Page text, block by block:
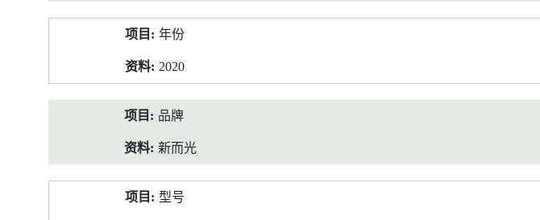
年份
2020
品牌
新而光
型号